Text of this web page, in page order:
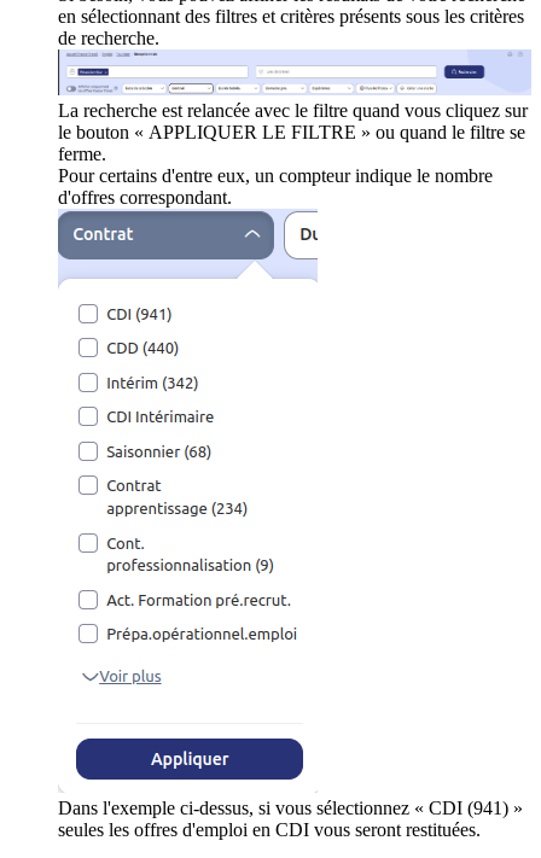
en sélectionnant des filtres et critères présents sous les critères
de recherche.
La recherche est relancée avec le filtre quand vous cliquez sur
le bouton « APPLIQUER LE FILTRE » ou quand le filtre se
ferme.
Pour certains d'entre eux, un compteur indique le nombre
d'offres correspondant.
Dans l'exemple ci-dessus, si vous sélectionnez « CDI (941) »
seules les offres d'emploi en CDI vous seront restituées.